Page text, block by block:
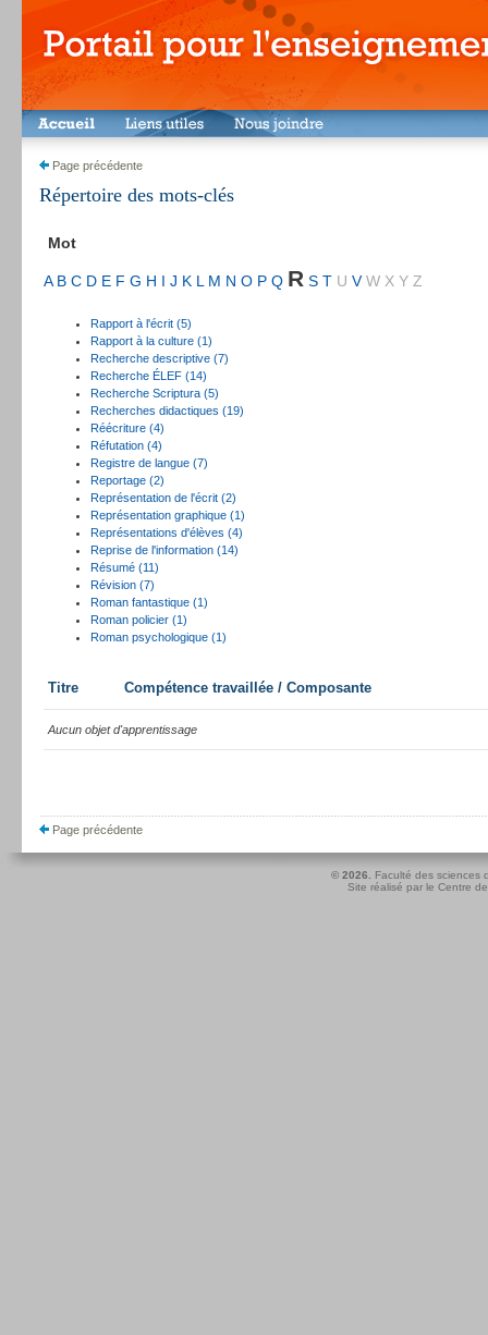
Page précédente
Répertoire des mots-clés
Mot
A B C D E F G H I J K L M N O P Q R S T U V W X Y Z
Rapport à l'écrit (5)
Rapport à la culture (1)
Recherche descriptive (7)
Recherche ÉLEF (14)
Recherche Scriptura (5)
Recherches didactiques (19)
Réécriture (4)
Réfutation (4)
Registre de langue (7)
Reportage (2)
Représentation de l'écrit (2)
Représentation graphique (1)
Représentations d'élèves (4)
Reprise de l'information (14)
Résumé (11)
Révision (7)
Roman fantastique (1)
Roman policier (1)
Roman psychologique (1)
Titre Compétence travaillée / Composante
Aucun objet d'apprentissage
Page précédente
© 2026.
Faculté des sciences
Site réalisé par le Centre